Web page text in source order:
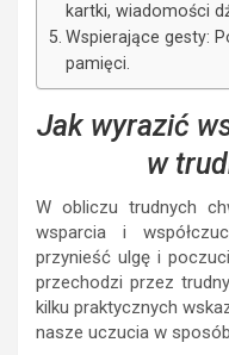
kartki, wiadomości
Wspierające gesty:
pamięci.
Jak wyrazić
w
W obliczu trudnych
wsparcia i
przynieść ulgę i
przechodzi przez
kilku praktycznych
nasze uczucia w